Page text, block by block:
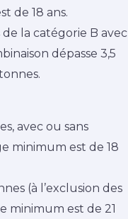
de 18 ans.
la catégorie B avec
dépasse 3,5
avec ou sans
minimum est de 18
(à l’exclusion des
minimum est de 21